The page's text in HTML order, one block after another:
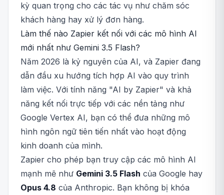
kỳ quan trọng cho các tác vụ như chăm sóc
khách hàng hay xử lý đơn hàng.
Làm thế nào Zapier kết nối với các mô hình AI
mới nhất như Gemini 3.5 Flash?
Năm 2026 là kỷ nguyên của AI, và Zapier đang
dẫn đầu xu hướng tích hợp AI vào quy trình
làm việc. Với tính năng "AI by Zapier" và khả
năng kết nối trực tiếp với các nền tảng như
Google Vertex AI, bạn có thể đưa những mô
hình ngôn ngữ tiên tiến nhất vào hoạt động
kinh doanh của mình.
Zapier cho phép bạn truy cập các mô hình AI
mạnh mẽ như Gemini 3.5 Flash của Google hay
Opus 4.8 của Anthropic. Bạn không bị khóa